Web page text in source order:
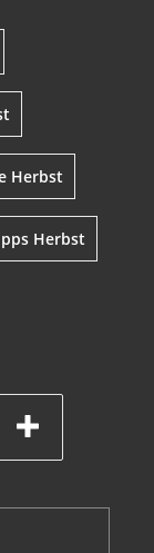
Herbst
Herbst